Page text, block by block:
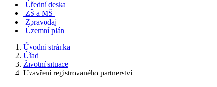
Úřední deska
ZŠ a MŠ
Zpravodaj
Územní plán
Úvodní stránka
Úřad
Životní situace
Uzavření registrovaného partnerství